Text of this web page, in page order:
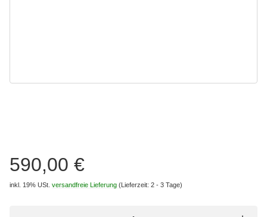
590,00 €
inkl. 19% USt. versandfreie Lieferung (Lieferzeit: 2 - 3 Tage)